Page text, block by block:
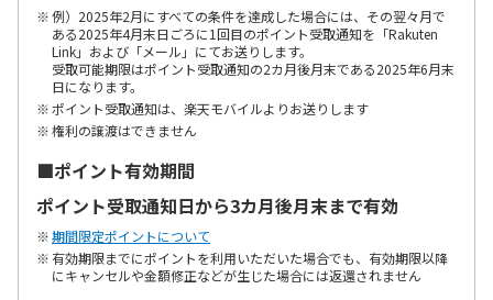
例）2025年2月にすべての条件を達成した場合には、その翌々月で
ある2025年4月末日ごろに1回目のポイント受取通知を「Rakuten
Link」および「メール」にてお送りします。
受取可能期限はポイント受取通知の2カ月後月末である2025年6月末
日になります。
ポイント受取通知は、楽天モバイルよりお送りします
権利の譲渡はできません
■ポイント有効期間
ポイント受取通知日から3カ月後月末まで有効
期間限定ポイントについて
有効期限までにポイントを利用いただいた場合でも、有効期限以降
にキャンセルや金額修正などが生じた場合には返還されません